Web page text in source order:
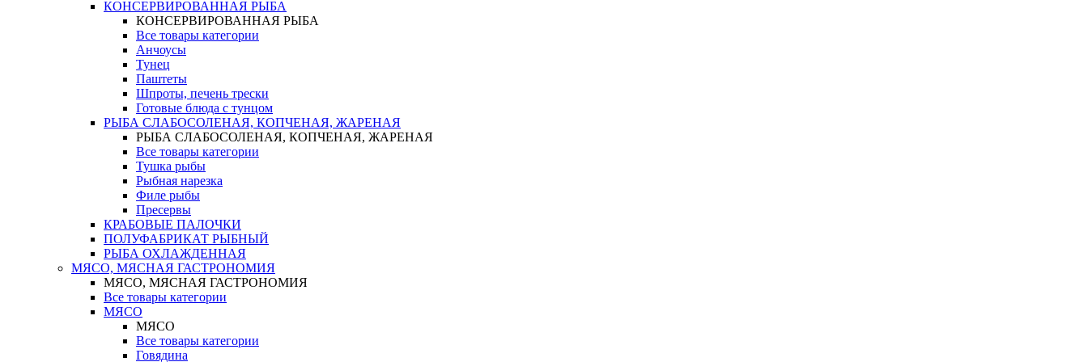
КОНСЕРВИРОВАННАЯ РЫБА
КОНСЕРВИРОВАННАЯ РЫБА
Все товары категории
Анчоусы
Тунец
Паштеты
Шпроты, печень трески
Готовые блюда с тунцом
РЫБА СЛАБОСОЛЕНАЯ, КОПЧЕНАЯ, ЖАРЕНАЯ
РЫБА СЛАБОСОЛЕНАЯ, КОПЧЕНАЯ, ЖАРЕНАЯ
Все товары категории
Тушка рыбы
Рыбная нарезка
Филе рыбы
Пресервы
КРАБОВЫЕ ПАЛОЧКИ
ПОЛУФАБРИКАТ РЫБНЫЙ
РЫБА ОХЛАЖДЕННАЯ
МЯСО, МЯСНАЯ ГАСТРОНОМИЯ
МЯСО, МЯСНАЯ ГАСТРОНОМИЯ
Все товары категории
МЯСО
МЯСО
Все товары категории
Говядина